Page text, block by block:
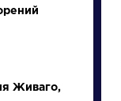
А
Живаго,